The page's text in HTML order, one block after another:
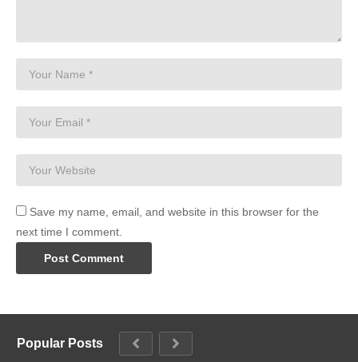
Save my name, email, and website in this browser for the
next time I comment.
Popular Posts